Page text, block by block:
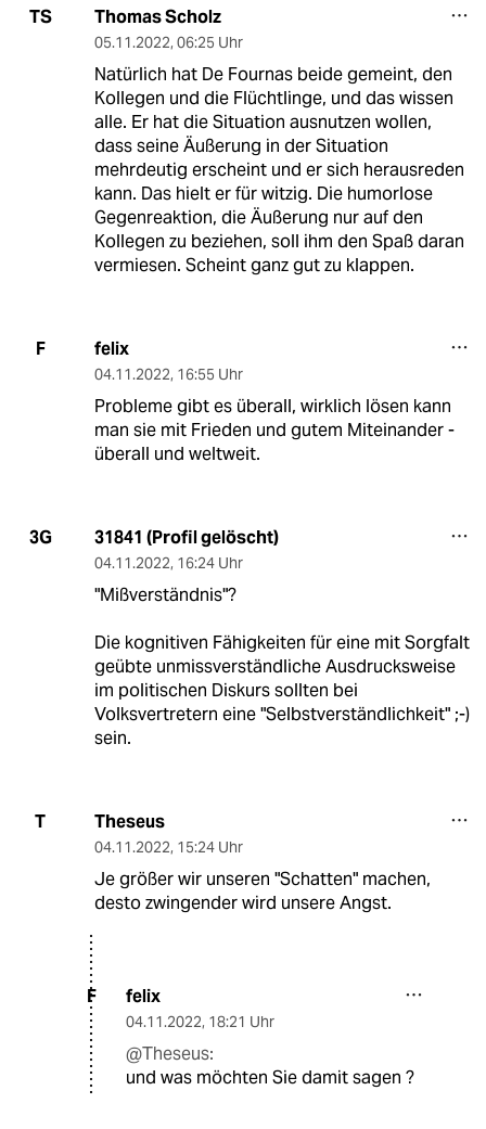
TS Thomas Scholz
05.11.2022, 06:25 Uhr
Natürlich hat De Fournas beide gemeint, den
Kollegen und die Flüchtlinge, und das wissen
alle. Er hat die Situation ausnutzen wollen,
dass seine Äußerung in der Situation
mehrdeutig erscheint und er sich herausreden
kann. Das hielt er für witzig. Die humorlose
Gegenreaktion, die Äußerung nur auf den
Kollegen zu beziehen, soll ihm den Spaß daran
vermiesen. Scheint ganz gut zu klappen.
F felix
04.11.2022, 16:55 Uhr
Probleme gibt es überall, wirklich lösen kann
man sie mit Frieden und gutem Miteinander -
überall und weltweit.
3G 31841 (Profil gelöscht)
04.11.2022, 16:24 Uhr
"Mißverständnis"?
Die kognitiven Fähigkeiten für eine mit Sorgfalt
geübte unmissverständliche Ausdrucksweise
im politischen Diskurs sollten bei
Volksvertretern eine "Selbstverständlichkeit" ;-)
sein.
T Theseus
04.11.2022, 15:24 Uhr
Je größer wir unseren "Schatten" machen,
desto zwingender wird unsere Angst.
F felix
04.11.2022, 18:21 Uhr
@Theseus:
und was möchten Sie damit sagen ?